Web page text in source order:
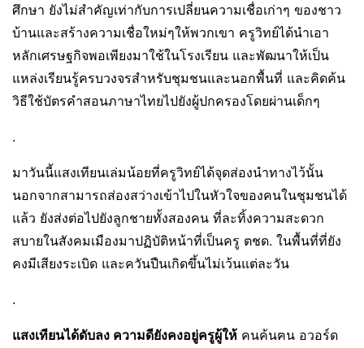
ศึกษา ยังไม่สำคัญเท่ากับการเปลี่ยนความเชื่อเก่าๆ ของชาว
บ้านและสร้างความเชื่อใหม่ๆให้พวกเขา ครูวิทย์ได้นำเอา
หลักเศรษฐกิจพอเพียงมาใช้ในโรงเรียน และพัฒนาให้เป็น
แหล่งเรียนรู้ครบวงจรสำหรับชุมชนและนอกพื้นที่ และคิดค้น
วิธีใช้บัตรคำสอนภาษาไทยไปยังผู้ปกครองโดยผ่านเด็กๆ
.
มาวันนี้แสงเทียนเล่มน้อยที่ครูวิทย์ได้จุดส่องนำทางไว้นั้น
นอกจากสามารถส่องสว่างเข้าไปในหัวใจของคนในชุมชนได้
แล้ว ยังส่งต่อไปยังลูกชายทั้งสองคน ที่ละทิ้งความสะดวก
สบายในสังคมเมืองมาปฏิบัติหน้าที่เป็นครู ตชด. ในพื้นที่ที่ยัง
คงมีเสียงระเบิด และควันปืนเกิดขึ้นไม่เว้นแต่ละวัน
.
แสงเทียนได้ดับลง ความดียังคงอยู่ครูผู้ให้ คนค้นฅน อวอร์ด